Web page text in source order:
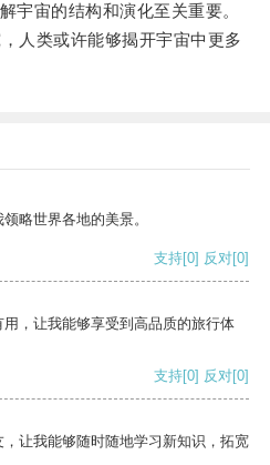
宇宙的结构和演化至关重要。
类或许能够揭开宇宙中更多
略世界各地的美景。
支持[0] 反对[0]
，让我能够享受到高品质的旅行体
支持[0] 反对[0]
让我能够随时随地学习新知识，拓宽